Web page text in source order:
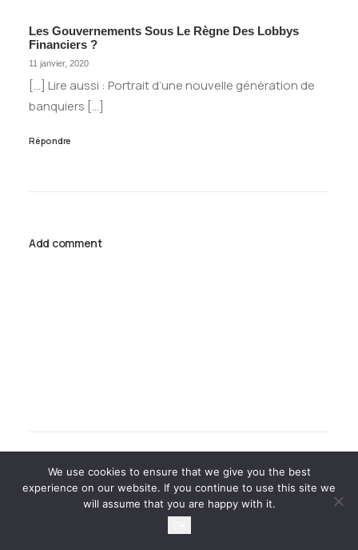
Les Gouvernements Sous Le Règne Des Lobbys
Financiers ?
11 janvier, 2020
[…] Lire aussi : Portrait d’une nouvelle génération de
banquiers […]
Répondre
Add comment
NomWe use cookies to ensure that we give you the best
experience on our website. If you continue to use this site we
will assume that you are happy with it.